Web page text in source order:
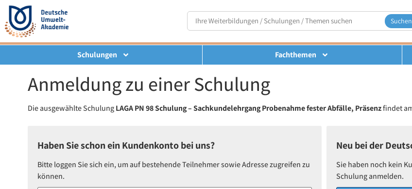
Suchen
Schulungen Fachthemen
Anmeldung zu einer Schulung
Die ausgewählte SchulungLAGA PN 98 Schulung – Sachkundelehrgang Probenahme fester Abfälle, Präsenzfindet
Haben Sie schon ein Kundenkonto bei uns?
Bitte loggen Sie sich ein, um auf bestehende Teilnehmer sowie Adresse zugreifen zu
können.
Neu bei der
Sie haben noch kein
Schulung anmelden.